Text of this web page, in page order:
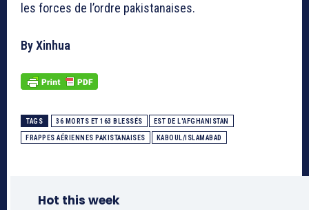
les forces de l’ordre pakistanaises.
By Xinhua
TAGS 36 MORTS ET 163 BLESSÉS EST DE L'AFGHANISTAN
FRAPPES AÉRIENNES PAKISTANAISES KABOUL/ISLAMABAD
Hot this week